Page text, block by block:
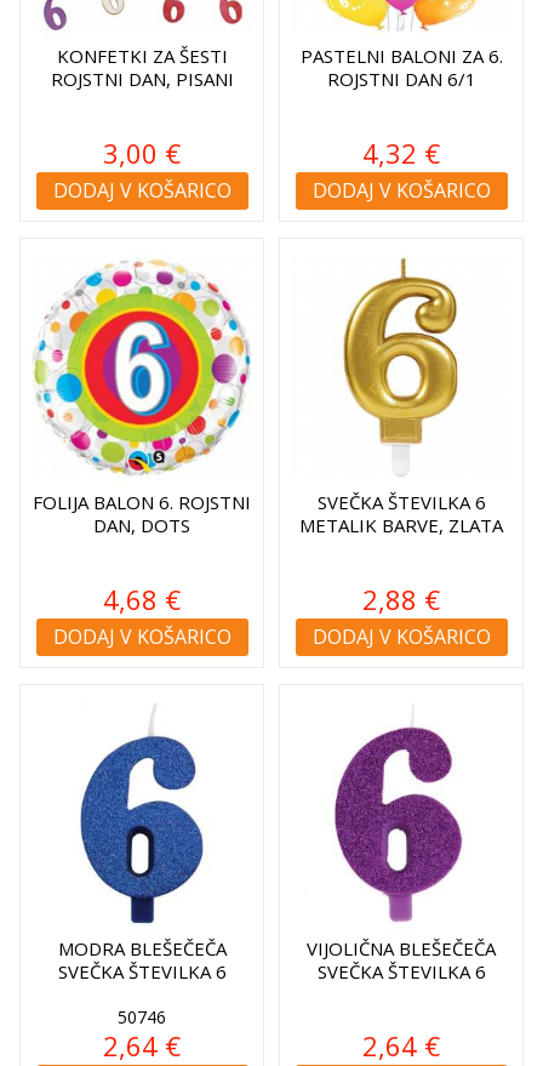
KONFETKI ZA ŠESTI
ROJSTNI DAN, PISANI
3,00 €
DODAJ V KOŠARICO
PASTELNI BALONI ZA 6.
ROJSTNI DAN 6/1
4,32 €
DODAJ V KOŠARICO
FOLIJA BALON 6. ROJSTNI
DAN, DOTS
4,68 €
DODAJ V KOŠARICO
SVEČKA ŠTEVILKA 6
METALIK BARVE, ZLATA
2,88 €
DODAJ V KOŠARICO
MODRA BLEŠEČEČA
SVEČKA ŠTEVILKA 6
50746
2,64 €
VIJOLIČNA BLEŠEČEČA
SVEČKA ŠTEVILKA 6
2,64 €